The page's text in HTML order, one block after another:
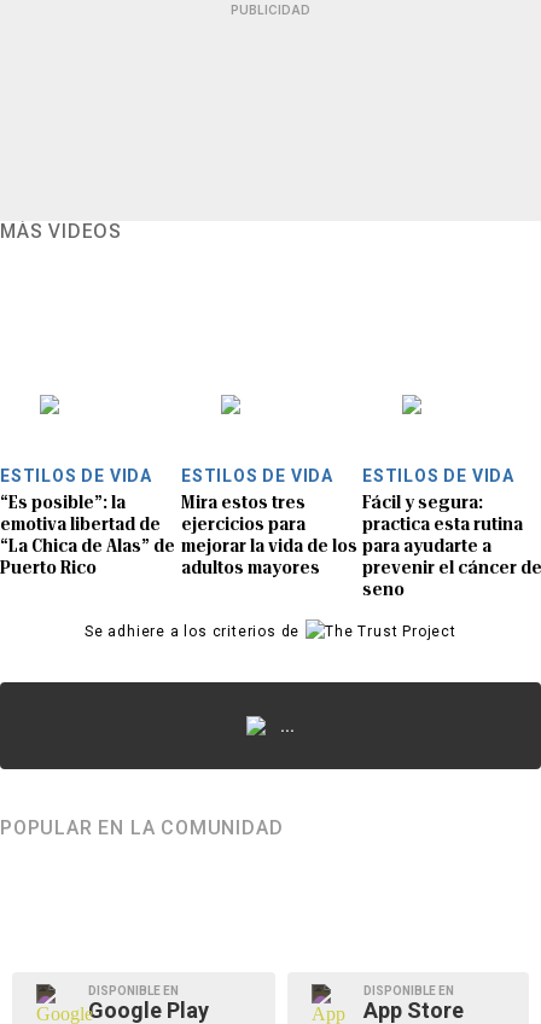
PUBLICIDAD
MÁS VIDEOS
ESTILOS DE VIDA
“Es posible”: la
emotiva libertad de
“La Chica de Alas” de
Puerto Rico
ESTILOS DE VIDA
Mira estos tres
ejercicios para
mejorar la vida de los
adultos mayores
ESTILOS DE VIDA
Fácil y segura:
practica esta rutina
para ayudarte a
prevenir el cáncer de
seno
Se adhiere a los criterios de
...
POPULAR EN LA COMUNIDAD
DISPONIBLE EN
Google Play
DISPONIBLE EN
App Store